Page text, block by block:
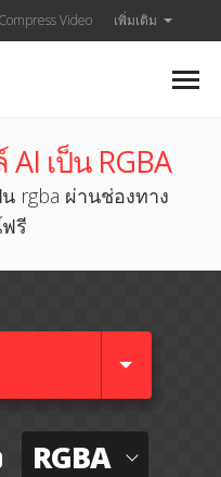
Compress Video เพิ่มเติม
เป็น RGBA
rgba ผ่านช่องทาง
รี
RGBA